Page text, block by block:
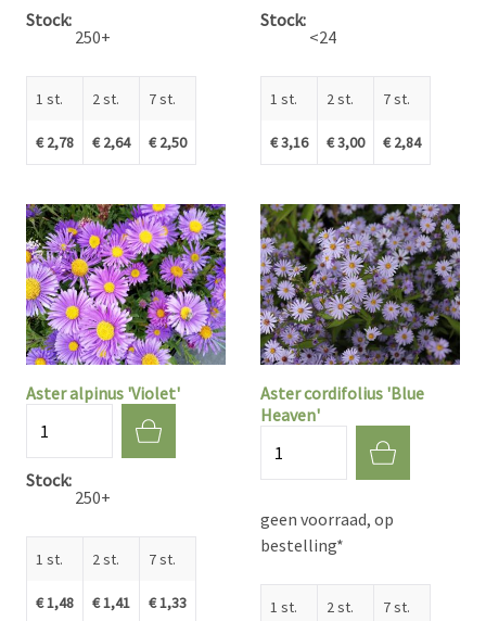
Stock
250+
1 st.
€ 2,78
2 st.
€ 2,64
7 st.
€ 2,50
Stock
<24
1 st.
€ 3,16
2 st.
€ 3,00
7 st.
€ 2,84
Aster alpinus 'Violet'
Stock
250+
1 st.
€ 1,48
2 st.
€ 1,41
7 st.
€ 1,33
Aster cordifolius 'Blue
Heaven'
geen voorraad, op
bestelling*
1 st. 2 st. 7 st.